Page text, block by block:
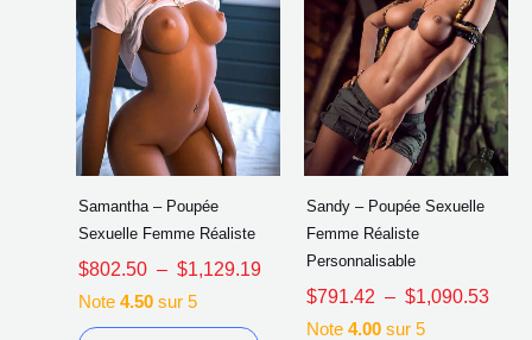
Samantha – Poupée
Sexuelle Femme Réaliste
$802.50 – $1,129.19
Note 4.50sur 5
du
produit
Sandy – Poupée Sexuelle
Femme Réaliste
Personnalisable
$791.42 – $1,090.53
Note 4.00sur 5
page
du